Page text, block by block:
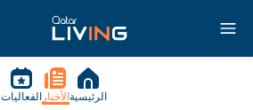
الرئيسية الأخبار الفعاليات